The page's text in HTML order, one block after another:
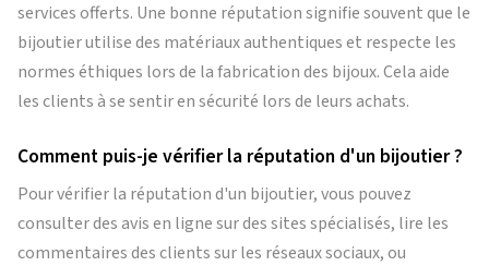
services offerts. Une bonne réputation signifie souvent que le
bijoutier utilise des matériaux authentiques et respecte les
normes éthiques lors de la fabrication des bijoux. Cela aide
les clients à se sentir en sécurité lors de leurs achats.
Comment puis-je vérifier la réputation d'un bijoutier ?
Pour vérifier la réputation d'un bijoutier, vous pouvez
consulter des avis en ligne sur des sites spécialisés, lire les
commentaires des clients sur les réseaux sociaux, ou